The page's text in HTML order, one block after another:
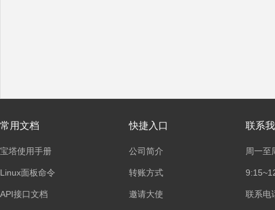
面
常用文档
宝塔使用手册
Linux面板命令
API接口文档
快捷入口
公司简介
转账方式
邀请大使
联系
周一至
联系电